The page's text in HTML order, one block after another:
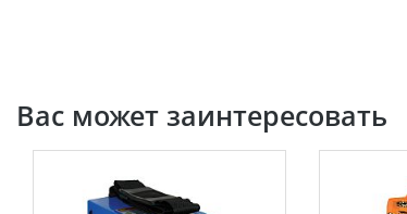
Вас может заинтересовать